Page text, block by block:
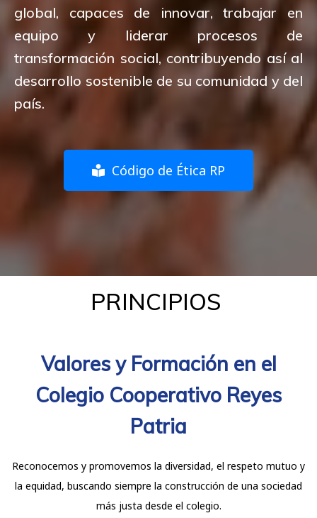
global, capaces de innovar, trabajar en
equipo y liderar procesos de
transformación social, contribuyendo así al
desarrollo sostenible de su comunidad y del
país.
Código de Ética RP
PRINCIPIOS
Valores y Formación en el
Colegio Cooperativo Reyes
Patria
Reconocemos y promovemos la diversidad, el respeto mutuo y
la equidad, buscando siempre la construcción de una sociedad
más justa desde el colegio.